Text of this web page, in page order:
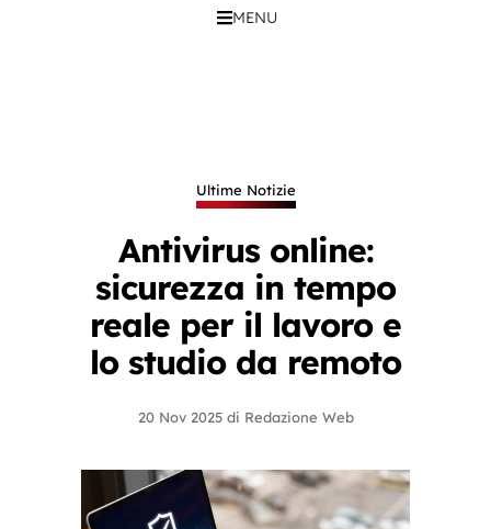
MENU
Ultime Notizie
Antivirus online:
sicurezza in tempo
reale per il lavoro e
lo studio da remoto
20 Nov 2025 di Redazione Web